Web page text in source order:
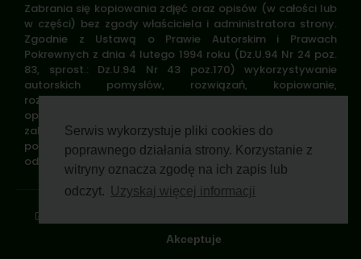
Serwis wykorzystuje pliki cookies do
poprawnego działania strony. Korzystanie z
witryny oznacza zgodę na ich zapis lub
odczyt.
Uzyskaj więcej informacji
Akceptuje
Zabrania się kopiowania zdjęć oraz opisów (w całości lub
w części) bez zgody właściciela i administratora strony.
Zgodnie z Ustawą o Prawie Autorskim i Prawach
Pokrewnych z dnia 4 lutego 1994 roku (Dz.U.94 Nr 24 poz.
83, sprost.: Dz.U.94 Nr 43 poz.170) wykorzystywanie
autorskich pomysłów, rozwiązań, kopiowanie,
rozpowszechnianie zdjęć, fragmentów grafiki, tekstów
opisów w celach zarobkowych, bez zezwolenia autora jest
zabronione i stanowi naruszenie praw autorskich oraz
podlega karze. Znaki towarowe i graficzne są własnością
odpowiednich firm i/lub instytucji.
© 2026 Polski Związek Łowiecki. All rights reserved
Wsparcie GWP Wirtualnie